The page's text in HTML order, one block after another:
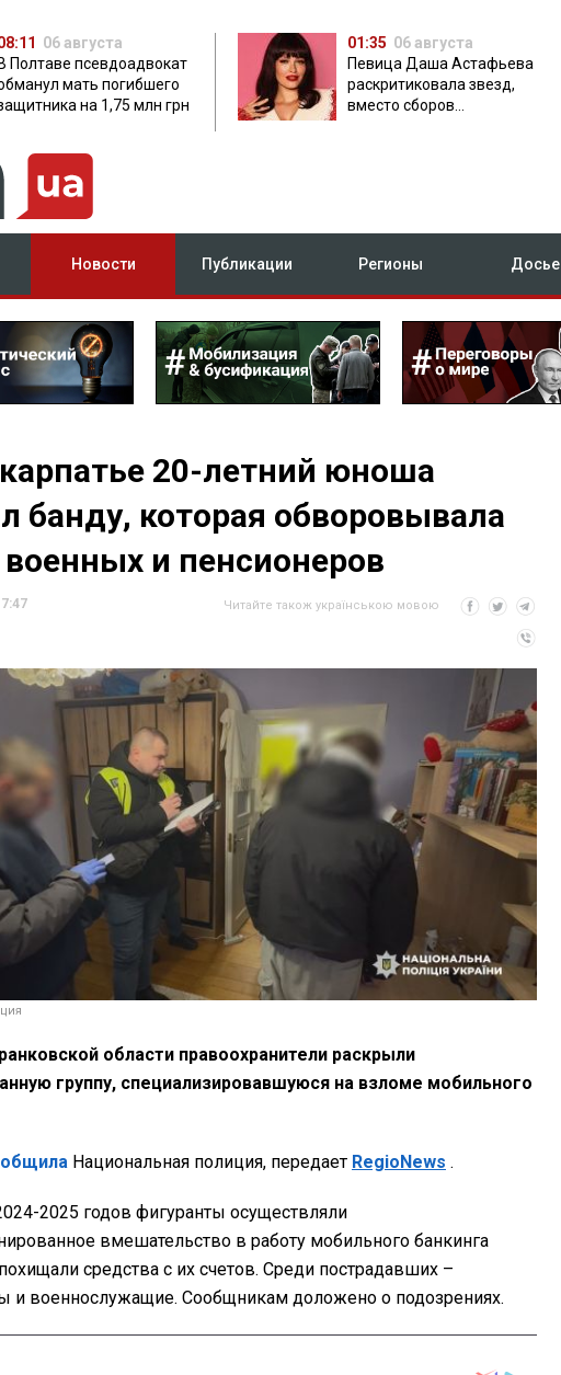
06 августа
В Полтаве псевдоадвокат
мать погибшего
на 1,75 млн грн
01:35 06 августа
Певица Даша Астафьева
раскритиковала звезд,
вместо сборов
Новости Публикации Регионы Досье
20-летний юноша
банду, которая обворовывала
военных и пенсионеров
Читайте також українською мовою
области правоохранители раскрыли
группу, специализировавшуюся на взломе мобильного
Национальная полиция, передает RegioNews .
2025 годов фигуранты осуществляли
вмешательство в работу мобильного банкинга
средства с их счетов. Среди пострадавших –
и военнослужащие. Сообщникам доложено о подозрениях.